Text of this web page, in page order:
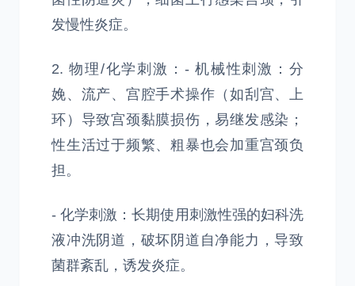
发慢性炎症。
2. 物理/化学刺激：- 机械性刺激：分
娩、流产、宫腔手术操作（如刮宫、上
环）导致宫颈黏膜损伤，易继发感染；
性生活过于频繁、粗暴也会加重宫颈负
担。
- 化学刺激：长期使用刺激性强的妇科洗
液冲洗阴道，破坏阴道自净能力，导致
菌群紊乱，诱发炎症。